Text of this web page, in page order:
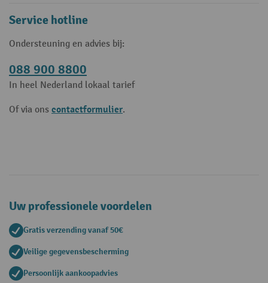
Service hotline
Ondersteuning en advies bij:
088 900 8800
In heel Nederland lokaal tarief
Of via ons contactformulier.
Uw professionele voordelen
Gratis verzending vanaf 50€
Veilige gegevensbescherming
Persoonlijk aankoopadvies